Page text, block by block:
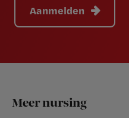
Aanmelden
Footer
Meer nursing